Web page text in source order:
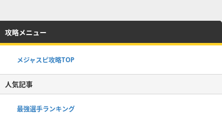
攻略メニュー
メジャスピ攻略TOP
人気記事
最強選手ランキング